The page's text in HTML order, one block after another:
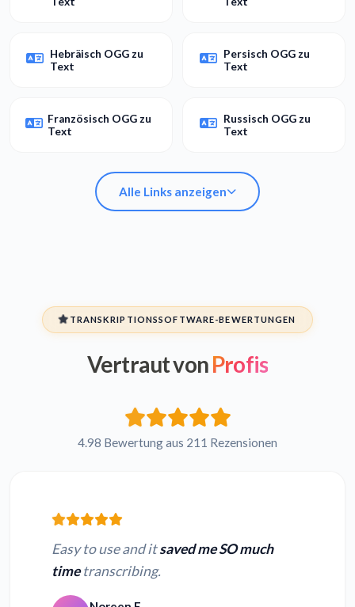
Hebräisch OGG zu
Text
Persisch OGG zu
Text
Französisch OGG zu
Text
Russisch OGG zu
Text
Alle Links anzeigen
Text
Text
Hebräisch OGG zu
Persisch OGG zu
Text
Französisch OGG zu
Russisch OGG zu
TRANSKRIPTIONSSOFTWARE-BEWERTUNGEN
Vertraut vonProfis
4.98 Bewertung aus 211 Rezensionen
Easy to use and itsaved me SO much
timetranscribing.